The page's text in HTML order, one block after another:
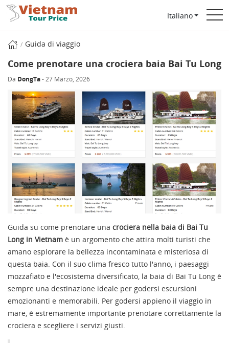
Italiano
Guida di viaggio
Come prenotare una crociera baia Bai Tu Long
Da DongTa- 27 Marzo, 2026
Guida su come prenotare una crociera nella baia di Bai Tu
Long in Vietnam è un argomento che attira molti turisti che
amano esplorare la bellezza incontaminata e misteriosa di
questa baia. Con il suo clima fresco tutto l'anno, i paesaggi
mozzafiato e l'ecosistema diversificato, la baia di Bai Tu Long è
sempre una destinazione ideale per godersi escursioni
emozionanti e memorabili. Per godersi appieno il viaggio in
mare, è estremamente importante prenotare correttamente la
crociera e scegliere i servizi giusti.